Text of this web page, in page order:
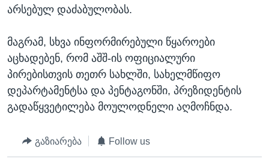
არსებულ დაძაბულობას.
მაგრამ, სხვა ინფორმირებული წყაროები
აცხადებენ, რომ აშშ-ის ოფიციალური
პირებისთვის თეთრ სახლში, სახელმწიფო
დეპარტამენტსა და პენტაგონში, პრეზიდენტის
გადაწყვეტილება მოულოდნელი აღმოჩნდა.
გაზიარება Follow us